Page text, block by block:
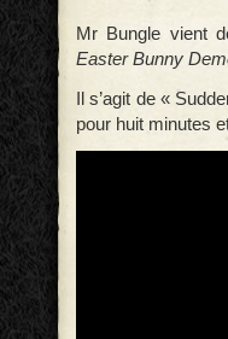
Mr Bungle vient
Easter Bunny
Il s’agit de «
pour huit minutes